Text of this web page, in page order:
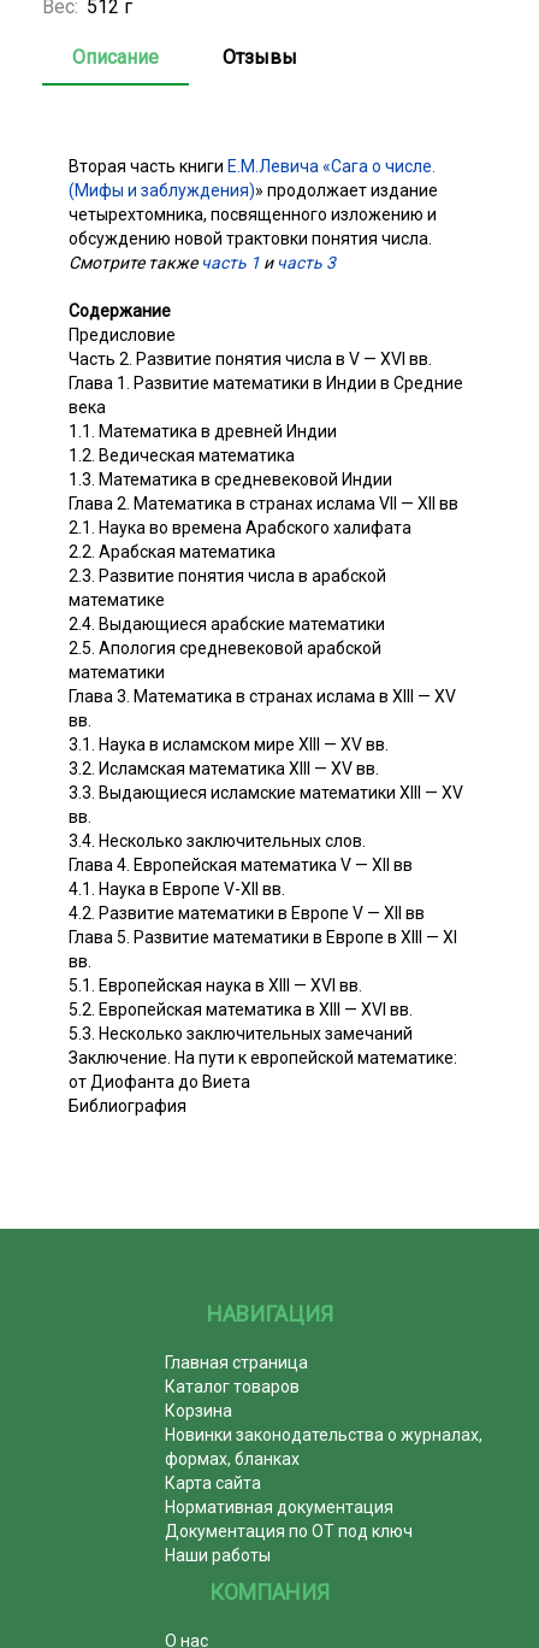
Вес: 512 г
Описание Отзывы
Вторая часть книги Е.М.Левича «Сага о числе.
(Мифы и заблуждения)» продолжает издание
четырехтомника, посвященного изложению и
обсуждению новой трактовки понятия числа.
Смотрите также часть 1 и часть 3
Содержание
Предисловие
Часть 2. Развитие понятия числа в V — XVI вв.
Глава 1. Развитие математики в Индии в Средние
века
1.1. Математика в древней Индии
1.2. Ведическая математика
1.3. Математика в средневековой Индии
Глава 2. Математика в странах ислама VII — ХII вв
2.1. Наука во времена Арабского халифата
2.2. Арабская математика
2.3. Развитие понятия числа в арабской
математике
2.4. Выдающиеся арабские математики
2.5. Апология средневековой арабской
математики
Глава 3. Математика в странах ислама в ХIII — ХV
вв.
3.1. Наука в исламском мире ХIII — ХV вв.
3.2. Исламская математика ХIII — ХV вв.
3.3. Выдающиеся исламские математики XIII — XV
вв.
3.4. Несколько заключительных слов.
Глава 4. Европейская математика V — ХII вв
4.1. Наука в Европе V-ХII вв.
4.2. Развитие математики в Европе V — ХII вв
Глава 5. Развитие математики в Европе в ХIII — ХI
вв.
5.1. Европейская наука в ХIII — ХVI вв.
5.2. Европейская математика в ХIII — ХVI вв.
5.3. Несколько заключительных замечаний
Заключение. На пути к европейской математике:
от Диофанта до Виета
Библиография
НАВИГАЦИЯ
Главная страница
Каталог товаров
Корзина
Новинки законодательства о журналах,
формах, бланках
Карта сайта
Нормативная документация
Документация по ОТ под ключ
Наши работы
КОМПАНИЯ
О нас